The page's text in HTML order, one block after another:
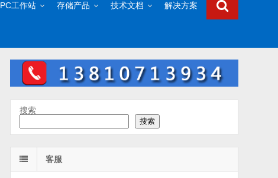
PC工作站 存储产品 技术文档 解决方案
搜索
搜索
客服